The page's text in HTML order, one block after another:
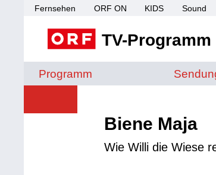
Fernsehen ORF ON KIDS Sound
TV-Programm
Programm
Biene Maja
Wie Willi die Wiese